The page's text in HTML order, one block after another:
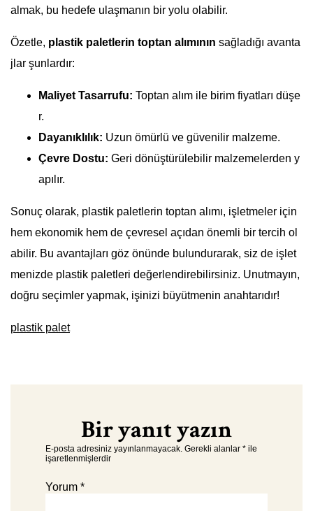
almak, bu hedefe ulaşmanın bir yolu olabilir.
Özetle, plastik paletlerin toptan alımının sağladığı avanta
jlar şunlardır:
Maliyet Tasarrufu: Toptan alım ile birim fiyatları düşe
r.
Dayanıklılık: Uzun ömürlü ve güvenilir malzeme.
Çevre Dostu: Geri dönüştürülebilir malzemelerden y
apılır.
Sonuç olarak, plastik paletlerin toptan alımı, işletmeler için
hem ekonomik hem de çevresel açıdan önemli bir tercih ol
abilir. Bu avantajları göz önünde bulundurarak, siz de işlet
menizde plastik paletleri değerlendirebilirsiniz. Unutmayın,
doğru seçimler yapmak, işinizi büyütmenin anahtarıdır!
plastik palet
Bir yanıt yazın
E-posta adresiniz yayınlanmayacak. Gerekli alanlar * ile
işaretlenmişlerdir
Yorum *